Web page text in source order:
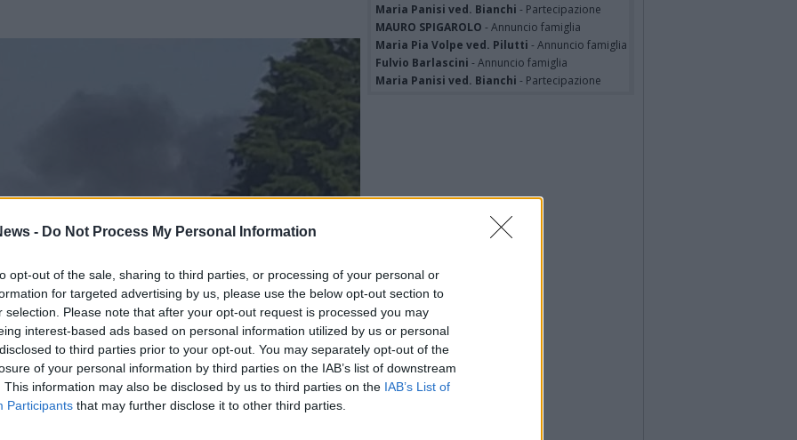
- Do Not Process My Personal Information
opt-out of the sale, sharing to third parties, or processing of your personal or
for targeted advertising by us, please use the below opt-out section to
selection. Please note that after your opt-out request is processed you may
interest-based ads based on personal information utilized by us or personal
to third parties prior to your opt-out. You may separately opt-out of the
of your personal information by third parties on the IAB’s list of downstream
This information may also be disclosed by us to third parties on the IAB’s List of
Participants that may further disclose it to other third parties.
Maria Panisi ved. Bianchi - Partecipazione
MAURO SPIGAROLO - Annuncio famiglia
Maria Pia Volpe ved. Pilutti - Annuncio famiglia
Fulvio Barlascini - Annuncio famiglia
Maria Panisi ved. Bianchi - Partecipazione